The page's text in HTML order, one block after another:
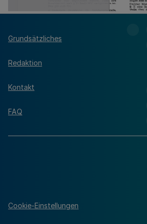
Grundsätzliches
Redaktion
Kontakt
FAQ
Cookie-Einstellungen